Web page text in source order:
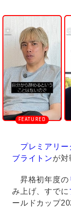
プレミアリー
ブライトンが対
昇格初年度の
み上げ、すでに
ールドカップ